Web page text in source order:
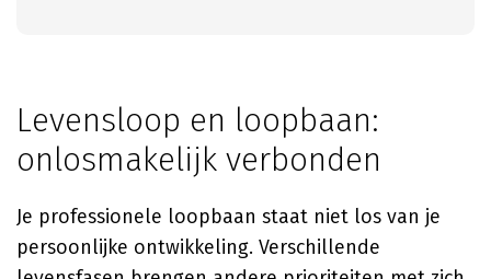
Levensloop en loopbaan:
onlosmakelijk verbonden
Je professionele loopbaan staat niet los van je
persoonlijke ontwikkeling. Verschillende